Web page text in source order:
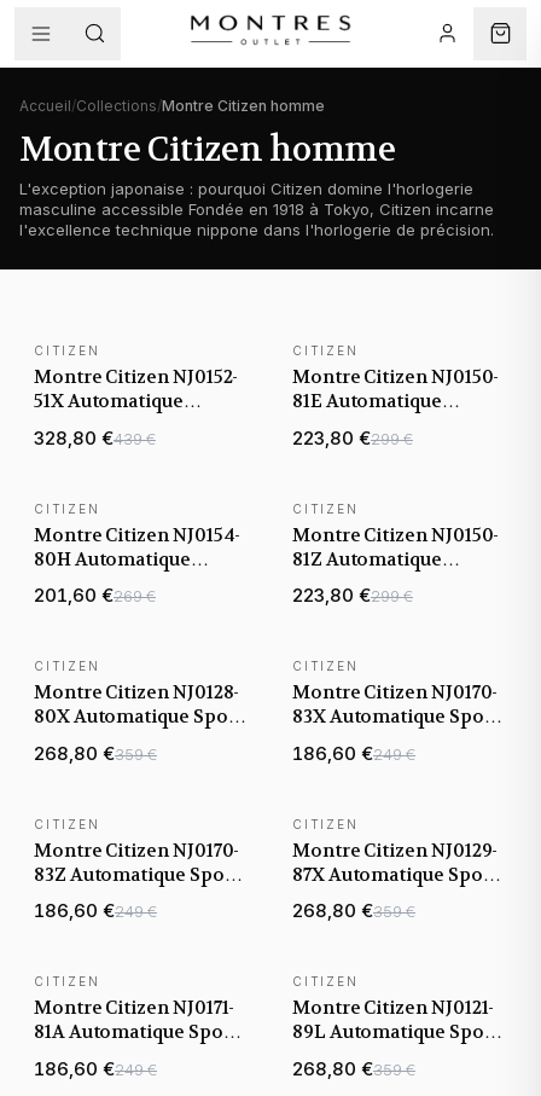
Accueil/Collections/Montre Citizen homme
Montre Citizen homme
L'exception japonaise : pourquoi Citizen domine l'horlogerie
masculine accessible Fondée en 1918 à Tokyo, Citizen incarne
l'excellence technique nippone dans l'horlogerie de précision.
BEST-SELLER
CITIZEN
Montre Citizen NJ0152-
51X Automatique
Tsuyosa cadran vert
bracelet acier
328,80 €439 €
CITIZEN
Montre Citizen NJ0150-
81E Automatique
Tsuyosa cadran noir
bracelet acier
223,80 €299 €
CITIZEN
Montre Citizen NJ0154-
80H Automatique
Tsuyosa cadran
champagne bracelet
201,60 €269 €
CITIZEN
Montre Citizen NJ0150-
81Z Automatique
Tsuyosa cadran orange
bracelet acier
223,80 €299 €
BEST-SELLER
CITIZEN
Montre Citizen NJ0128-
80X Automatique Sport
cadran orange bracelet
acier
268,80 €359 €
CITIZEN
Montre Citizen NJ0170-
83X Automatique Sport
cadran bleu Tiffany
bracelet acier
186,60 €249 €
CITIZEN
Montre Citizen NJ0170-
83Z Automatique Sport
cadran jaune bracelet
acier
186,60 €249 €
CITIZEN
Montre Citizen NJ0129-
87X Automatique Sport
cadran vert bracelet
acier
268,80 €359 €
BEST-SELLER
CITIZEN
Montre Citizen NJ0171-
81A Automatique Sport
cadran blanc bracelet
acier
186,60 €249 €
CITIZEN
Montre Citizen NJ0121-
89L Automatique Sport
cadran bleu bracelet
acier
268,80 €359 €